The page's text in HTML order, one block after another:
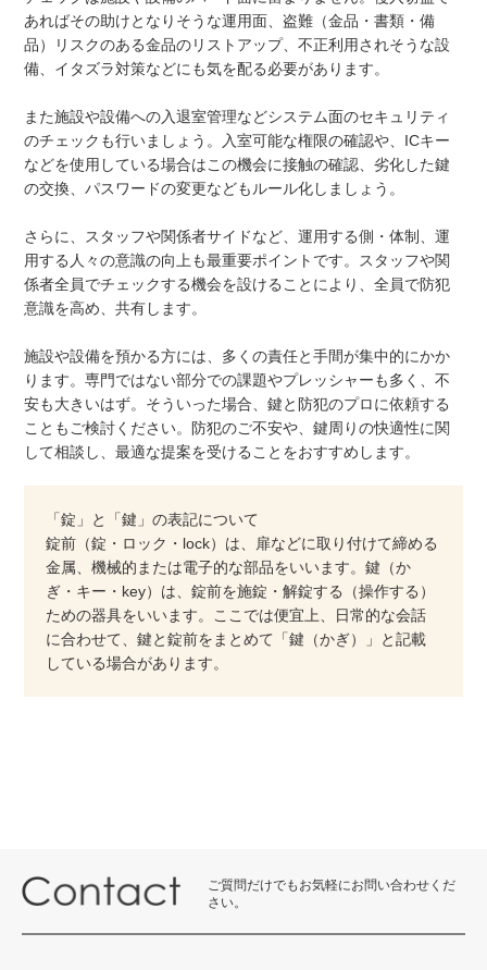
あればその助けとなりそうな運用面、盗難（金品・書類・備
品）リスクのある金品のリストアップ、不正利用されそうな設
備、イタズラ対策などにも気を配る必要があります。
また施設や設備への入退室管理などシステム面のセキュリティ
のチェックも行いましょう。入室可能な権限の確認や、ICキー
などを使用している場合はこの機会に接触の確認、劣化した鍵
の交換、パスワードの変更などもルール化しましょう。
さらに、スタッフや関係者サイドなど、運用する側・体制、運
用する人々の意識の向上も最重要ポイントです。スタッフや関
係者全員でチェックする機会を設けることにより、全員で防犯
意識を高め、共有します。
施設や設備を預かる方には、多くの責任と手間が集中的にかか
ります。専門ではない部分での課題やプレッシャーも多く、不
安も大きいはず。そういった場合、鍵と防犯のプロに依頼する
こともご検討ください。防犯のご不安や、鍵周りの快適性に関
して相談し、最適な提案を受けることをおすすめします。
「錠」と「鍵」の表記について
錠前（錠・ロック・lock）は、扉などに取り付けて締める
金属、機械的または電子的な部品をいいます。鍵（か
ぎ・キー・key）は、錠前を施錠・解錠する（操作する）
ための器具をいいます。ここでは便宜上、日常的な会話
に合わせて、鍵と錠前をまとめて「鍵（かぎ）」と記載
している場合があります。
ご質問だけでもお気軽にお問い合わせくだ
さい。